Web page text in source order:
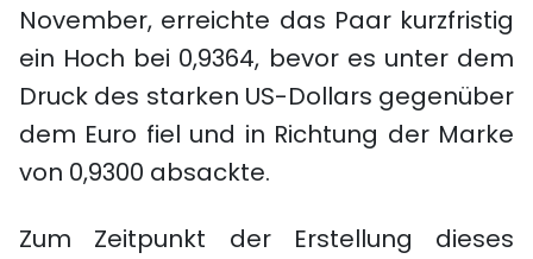
November, erreichte das Paar kurzfristig
ein Hoch bei 0,9364, bevor es unter dem
Druck des starken US-Dollars gegenüber
dem Euro fiel und in Richtung der Marke
von 0,9300 absackte.
Zum Zeitpunkt der Erstellung dieses